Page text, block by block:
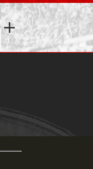
de